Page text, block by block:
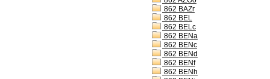
862 BAZr
862 BEL
862 BELc
862 BENa
862 BENc
862 BENd
862 BENf
862 BENh